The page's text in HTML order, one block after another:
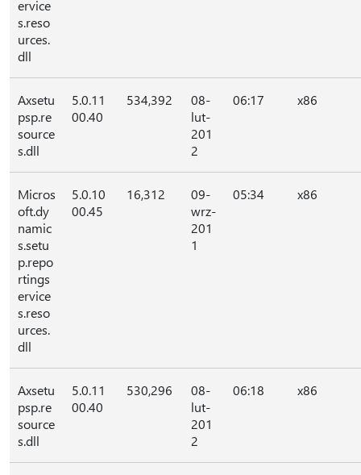
ervice
s.reso
urces.
dll
Axsetu
psp.re
source
s.dll
5.0.11
00.40
534,392
08-
lut-
201
2
06:17 x86
Micros
oft.dy
namic
s.setu
p.repo
rtings
ervice
s.reso
urces.
dll
5.0.10
00.45
16,312
09-
wrz-
201
1
05:34 x86
Axsetu
psp.re
source
s.dll
5.0.11
00.40
530,296
08-
lut-
201
2
06:18 x86